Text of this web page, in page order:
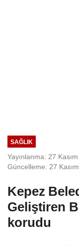
SAĞLIK
Yayınlanma: 27
Güncelleme: 27
Kepez
Geliştiren
korudu